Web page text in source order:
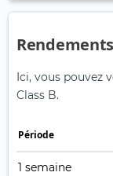
Rendements
Ici, vous pouvez
Class B.
Période
1 semaine